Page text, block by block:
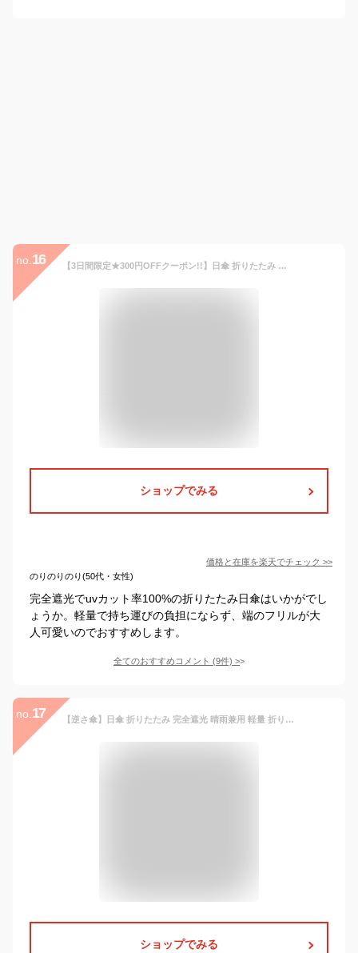
no. 16 【3日間限定★300円OFFクーポン!!】日傘 折りたたみ 完全遮光 晴雨兼用 軽量 遮光率100% 傘 レディース w.p.c wpc uvカット mini レース クラッシック フリル スカラップ リムスター ハート 折り畳み傘 雨傘 かわいい おしゃれ 母の日 【楽ギフ_○○】【-】
ショップでみる
価格と在庫を楽天でチェック >>
のりのりのり(50代・女性)
完全遮光でuvカット率100%の折りたたみ日傘はいかがでし
ょうか。軽量で持ち運びの負担にならず、端のフリルが大
人可愛いのでおすすめします。
全てのおすすめコメント (9件) >
no. 17 【逆さ傘】日傘 折りたたみ 完全遮光 晴雨兼用 軽量 折りたたみ傘 折り畳み傘 レディース 撥水 雨傘 大きめ uvカット 一級遮光 100 コンパクト おしゃれ プレゼント バンブー 紫外線 遮熱 涼しい 母の日ギフト
ショップでみる